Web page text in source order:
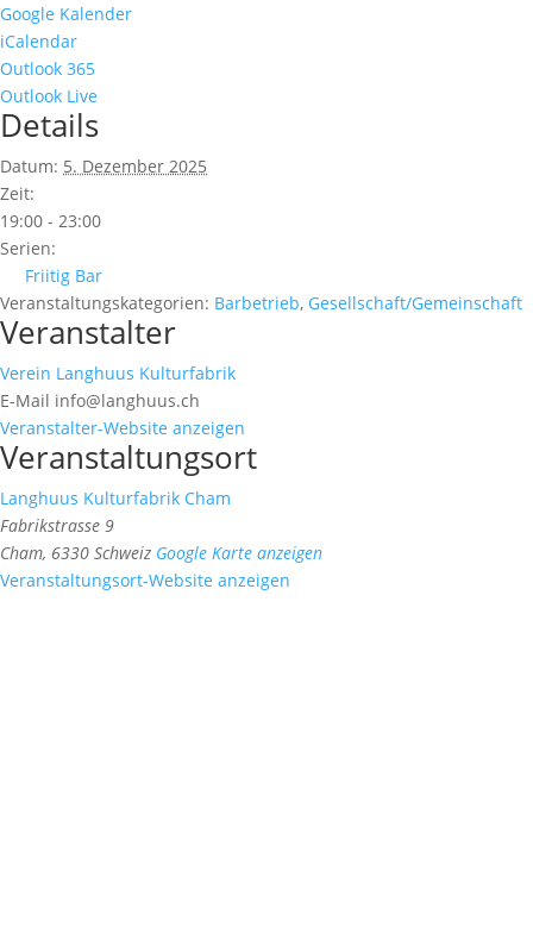
Google Kalender
iCalendar
Outlook 365
Outlook Live
Details
Datum: 5. Dezember 2025
Zeit:
19:00 - 23:00
Serien:
Friitig Bar
Veranstaltungskategorien: Barbetrieb, Gesellschaft/Gemeinschaft
Veranstalter
Verein Langhuus Kulturfabrik
E-Mail info@langhuus.ch
Veranstalter-Website anzeigen
Veranstaltungsort
Langhuus Kulturfabrik Cham
Fabrikstrasse 9
Cham, 6330 Schweiz Google Karte anzeigen
Veranstaltungsort-Website anzeigen